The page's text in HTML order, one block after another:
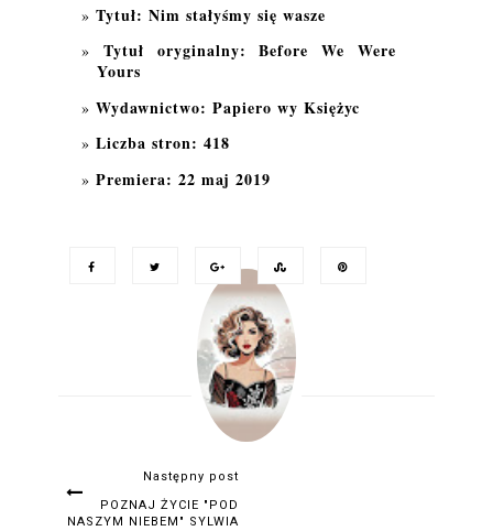
Tytuł: Nim stałyśmy się wasze
Tytuł oryginalny: Before We Were
Yours
Wydawnictwo: Papiero wy Księżyc
Liczba stron: 418
Premiera: 22 maj 2019
Następny post
POZNAJ ŻYCIE "POD
NASZYM NIEBEM" SYLWIA